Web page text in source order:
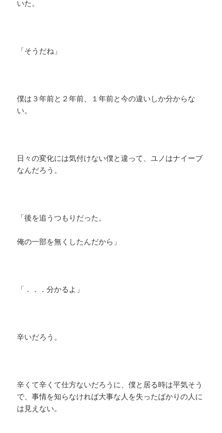
いた。
「そうだね」
僕は３年前と２年前、１年前と今の違いしか分からな
い。
日々の変化には気付けない僕と違って、ユノはナイーブ
なんだろう。
「後を追うつもりだった。
俺の一部を無くしたんだから」
「．．．分かるよ」
辛いだろう。
辛くて辛くて仕方ないだろうに、僕と居る時は平気そう
で、事情を知らなければ大事な人を失ったばかりの人に
は見えない。